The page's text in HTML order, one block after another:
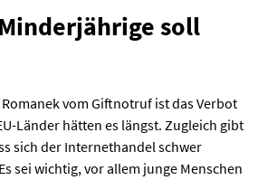
soll
vom Giftnotruf ist das Verbot
Länder hätten es längst. Zugleich gibt
sich der Internethandel schwer
sei wichtig, vor allem junge Menschen